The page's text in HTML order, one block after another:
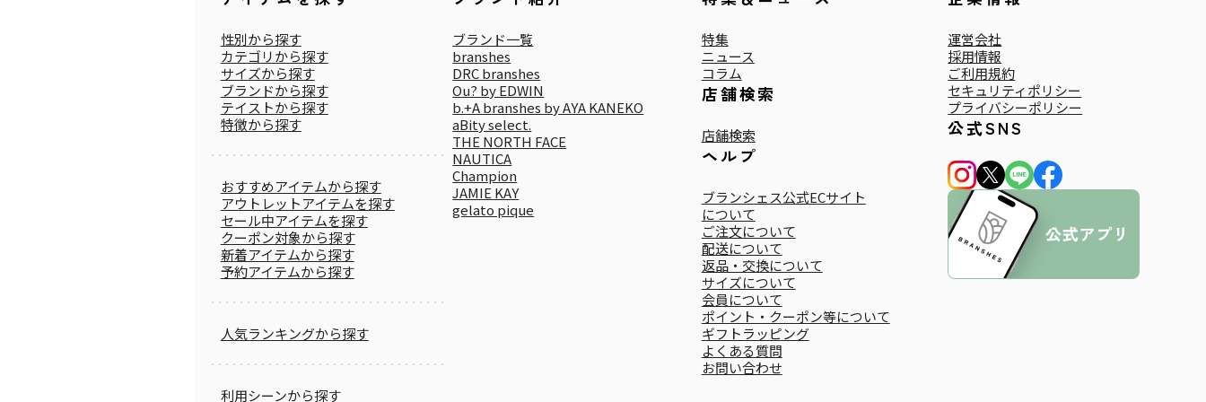
性別から探す
カテゴリから探す
サイズから探す
ブランドから探す
テイストから探す
特徴から探す
おすすめアイテムから探す
アウトレットアイテムを探す
セール中アイテムを探す
クーポン対象から探す
新着アイテムから探す
予約アイテムから探す
人気ランキングから探す
利用シーンから探す
ブランド一覧
branshes
DRC branshes
Ou? by EDWIN
b.+A branshes by AYA KANEKO
aBity select.
THE NORTH FACE
NAUTICA
Champion
JAMIE KAY
gelato pique
特集
ニュース
コラム
店舗検索
店舗検索
ヘルプ
ブランシェス公式ECサイト
について
ご注文について
配送について
返品・交換について
サイズについて
会員について
ポイント・クーポン等について
ギフトラッピング
よくある質問
お問い合わせ
運営会社
採用情報
ご利用規約
セキュリティポリシー
プライバシーポリシー
公式SNS